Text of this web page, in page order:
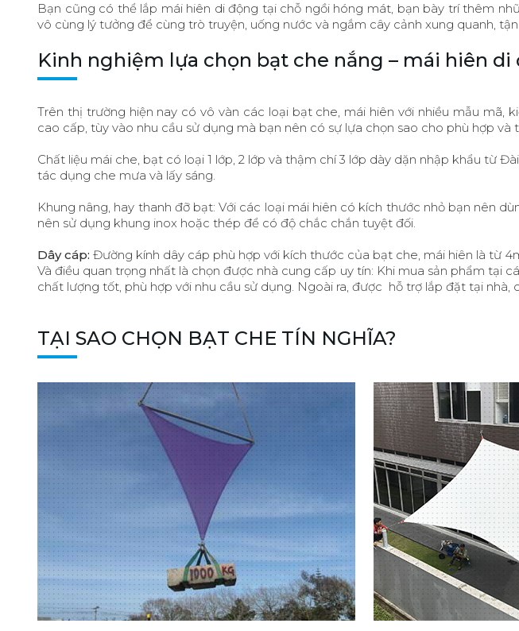
Bạn cũng có thể lắp mái hiên di động tại chỗ ngồi hóng mát, bạn bày trí thêm
vô cùng lý tưởng để cùng trò truyện, uống nước và ngắm cây cảnh xung quanh,
Kinh nghiệm lựa chọn bạt che nắng – mái hiên
Trên thị trường hiện nay có vô vàn các loại bạt che, mái hiên với nhiều mẫu
cao cấp, tùy vào nhu cầu sử dụng mà bạn nên có sự lựa chọn sao cho phù hợp và
Chất liệu mái che, bạt có loại 1 lớp, 2 lớp và thậm chí 3 lớp dày dặn nhập khẩu từ
tác dụng che mưa và lấy sáng.
Khung nâng, hay thanh đỡ bạt: Với các loại mái hiên có kích thước nhỏ bạn nên
nên sử dụng khung inox hoặc thép để có độ chắc chắn tuyệt đối.
Dây cáp: Đường kính dây cáp phù hợp với kích thước của bạt che, mái hiên là từ
Và điều quan trọng nhất là chọn được nhà cung cấp uy tín: Khi mua sản phẩm tại
chất lượng tốt, phù hợp với nhu cầu sử dụng. Ngoài ra, được hỗ trợ lắp đặt tại nhà,
TẠI SAO CHỌN BẠT CHE TÍN NGHĨA?